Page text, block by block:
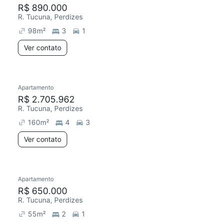
R$ 890.000
R. Tucuna, Perdizes
98m² 3
1
Ver contato
Apartamento
R$ 2.705.962
R. Tucuna, Perdizes
160m² 4
3
Ver contato
Apartamento
R$ 650.000
R. Tucuna, Perdizes
55m² 2
1